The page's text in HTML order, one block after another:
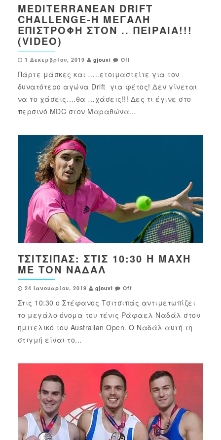
MEDITERRANEAN DRIFT
CHALLENGE-Η ΜΕΓΆΛΗ
ΕΠΙΣΤΡΟΦΉ ΣΤΟΝ .. ΠΕΙΡΑΙΆ!!!
(VIDEO)
1 Δεκεμβρίου, 2019 gjouvi Off
Πάρτε μάσκες και …..ετοιμαστείτε για τον
δυνατότερο αγώνα Drift για φέτος! Δεν γίνεται
να το χάσεις….θα …χάσεις!!! Δες τι έγινε στο
περσινό MDC στον Μαραθώνα...
ΤΣΙΤΣΙΠΆΣ: ΣΤΙΣ 10:30 Η ΜΆΧΗ
ΜΕ ΤΟΝ ΝΑΔΆΛ
24 Ιανουαρίου, 2019 gjouvi Off
Στις 10:30 ο Στέφανος Τσιτσιπάς αντιμετωπίζει
το μεγάλο όνομα του τένις Ράφαελ Ναδάλ στον
ημιτελικό του Australian Open. Ο Ναδάλ αυτή τη
στιγμή είναι το...